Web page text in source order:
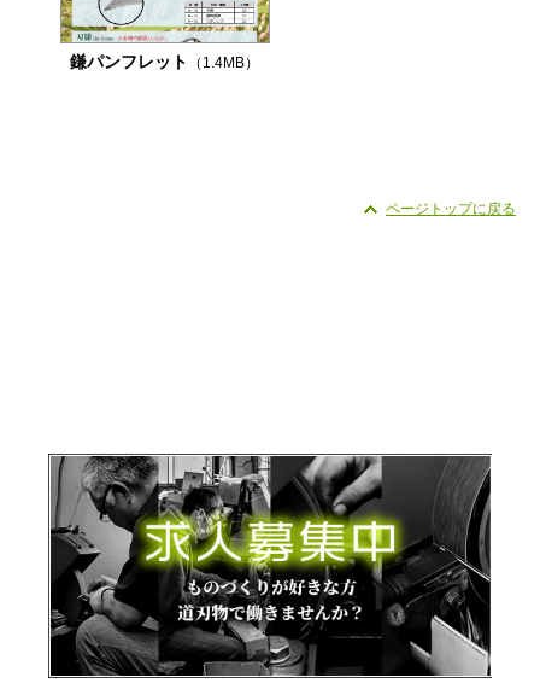
鎌パンフレット （1.4MB）
ページトップに戻る